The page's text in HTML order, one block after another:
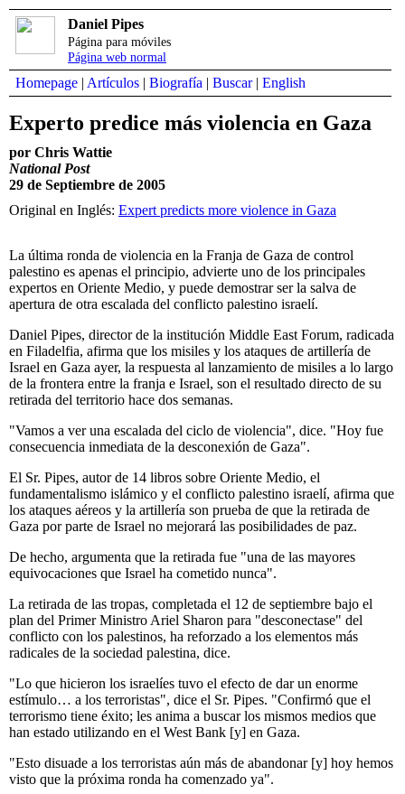
Daniel Pipes
Página para móviles
Página web normal
Homepage | Artículos | Biografía | Buscar| English
Experto predice más violencia en Gaza
por Chris Wattie
National Post
29 de Septiembre de 2005
Original en Inglés: Expert predicts more violence in Gaza
La última ronda de violencia en la Franja de Gaza de control
palestino es apenas el principio, advierte uno de los principales
expertos en Oriente Medio, y puede demostrar ser la salva de
apertura de otra escalada del conflicto palestino israelí.
Daniel Pipes, director de la institución Middle East Forum, radicada
en Filadelfia, afirma que los misiles y los ataques de artillería de
Israel en Gaza ayer, la respuesta al lanzamiento de misiles a lo largo
de la frontera entre la franja e Israel, son el resultado directo de su
retirada del territorio hace dos semanas.
"Vamos a ver una escalada del ciclo de violencia", dice. "Hoy fue
consecuencia inmediata de la desconexión de Gaza".
El Sr. Pipes, autor de 14 libros sobre Oriente Medio, el
fundamentalismo islámico y el conflicto palestino israelí, afirma que
los ataques aéreos y la artillería son prueba de que la retirada de
Gaza por parte de Israel no mejorará las posibilidades de paz.
De hecho, argumenta que la retirada fue "una de las mayores
equivocaciones que Israel ha cometido nunca".
La retirada de las tropas, completada el 12 de septiembre bajo el
plan del Primer Ministro Ariel Sharon para "desconectase" del
conflicto con los palestinos, ha reforzado a los elementos más
radicales de la sociedad palestina, dice.
"Lo que hicieron los israelíes tuvo el efecto de dar un enorme
estímulo… a los terroristas", dice el Sr. Pipes. "Confirmó que el
terrorismo tiene éxito; les anima a buscar los mismos medios que
han estado utilizando en el West Bank [y] en Gaza.
"Esto disuade a los terroristas aún más de abandonar [y] hoy hemos
visto que la próxima ronda ha comenzado ya".